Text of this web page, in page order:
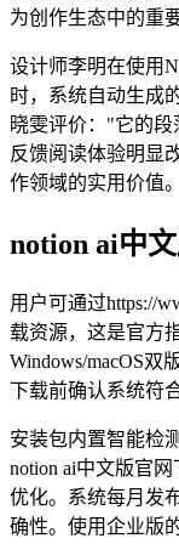
为创作生态中的重
设计师李明在使用
时，系统自动生成
晓雯评价："它的
反馈阅读体验明显
作领域的实用价值。
notion ai中
用户可通过https://
载资源，这是官方
Windows/macOS双
下载前确认系统符
安装包内置智能检
notion ai中文版官
优化。系统每月发
确性。使用企业版